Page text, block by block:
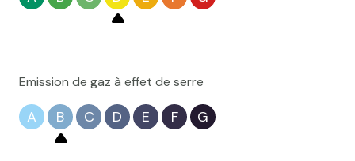
Emission de gaz à effet de serre
A B C D E F G